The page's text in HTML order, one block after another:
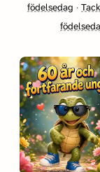
födelsedag ·